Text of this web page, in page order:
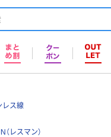
レス線
（レスマン）